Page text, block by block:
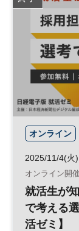
オンライン
2025/11/4(火)
オンライン開催
就活生が
で考える
活ゼミ】